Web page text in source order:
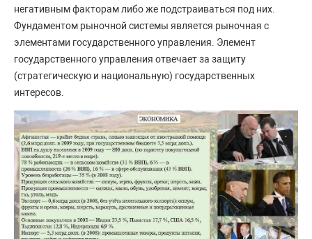
негативным факторам либо же подстраиваться под них.
Фундаментом рыночной системы является рыночная с
элементами государственного управления. Элемент
государственного управления отвечает за защиту
(стратегическую и национальную) государственных
интересов.